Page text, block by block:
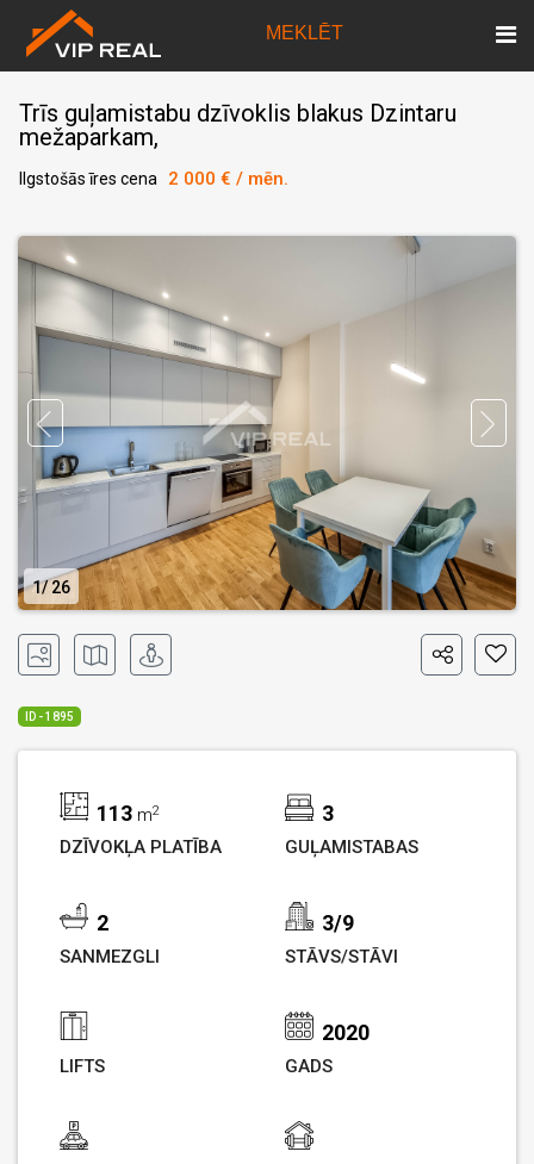
MEKLĒT
Trīs guļamistabu dzīvoklis blakus Dzintaru
mežaparkam,
Ilgstošās īres cena 2 000 € / mēn.
1 26
ID - 1895
113 m2
DZĪVOKĻA PLATĪBA
3
GUĻAMISTABAS
2
SANMEZGLI
3/9
STĀVS/STĀVI
LIFTS
2020
GADS